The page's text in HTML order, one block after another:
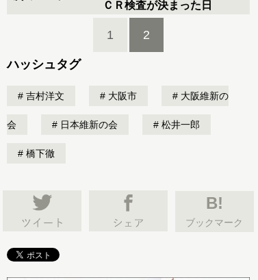
ＣＲ検査が決まった日
1 2
ハッシュタグ
吉村洋文 大阪市 大阪維新の
会 日本維新の会 松井一郎
橋下徹
B!
ブックマーク